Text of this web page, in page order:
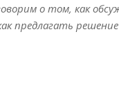
о том, как
предлагать